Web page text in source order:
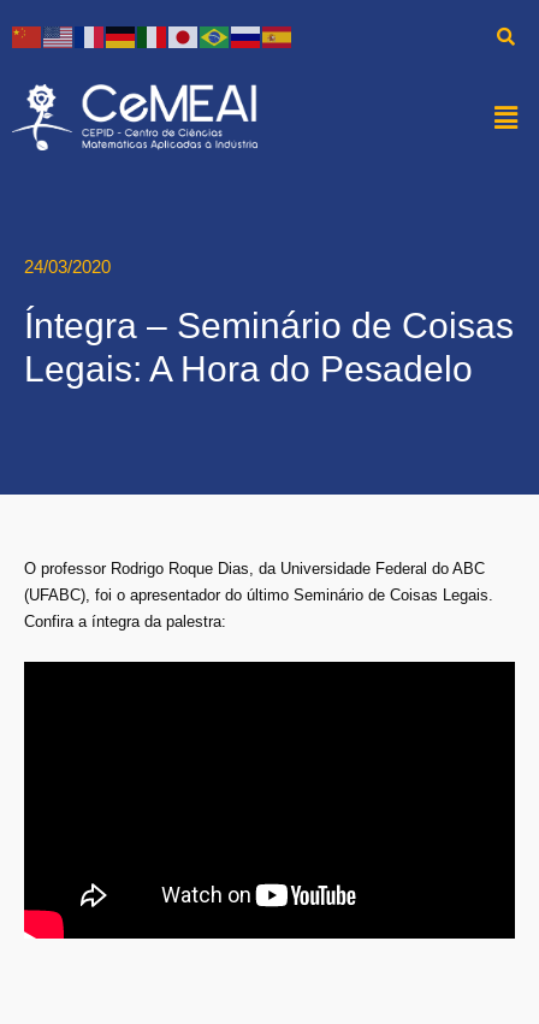
24/03/2020
Íntegra – Seminário de Coisas
Legais: A Hora do Pesadelo
O professor Rodrigo Roque Dias, da Universidade Federal do ABC
(UFABC), foi o apresentador do último Seminário de Coisas Legais.
Confira a íntegra da palestra: